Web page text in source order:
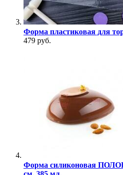
Форма пластиковая для
479 руб.
Форма силиконовая